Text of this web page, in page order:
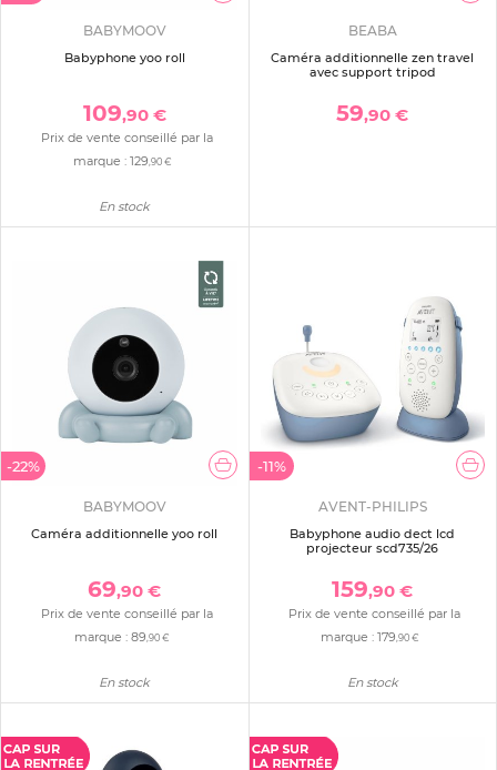
BABYMOOV
Babyphone yoo roll
109,90 €
Prix de vente conseillé par la
marque : 129,90 €
En stock
BEABA
Caméra additionnelle zen travel
avec support tripod
59,90 €
-22%
BABYMOOV
Caméra additionnelle yoo roll
69,90 €
Prix de vente conseillé par la
marque :89,90 €
En stock
-11%
AVENT-PHILIPS
Babyphone audio dect lcd
projecteur scd735/26
159,90 €
Prix de vente conseillé par la
marque :179,90 €
En stock